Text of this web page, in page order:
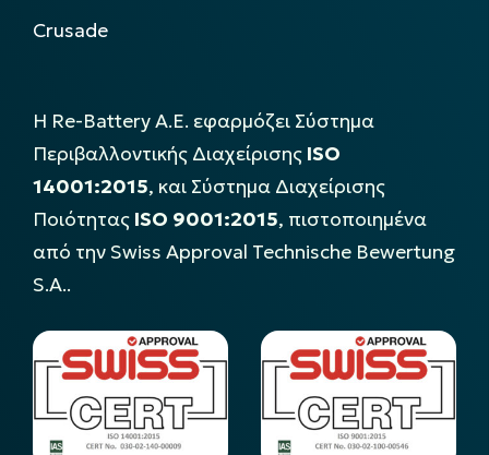
Crusade
Η Re-Battery Α.Ε. εφαρμόζει Σύστημα
Περιβαλλοντικής Διαχείρισης ISO
14001:2015, και Σύστημα Διαχείρισης
Ποιότητας ISO 9001:2015, πιστοποιημένα
από την Swiss Approval Technische Bewertung
S.A..